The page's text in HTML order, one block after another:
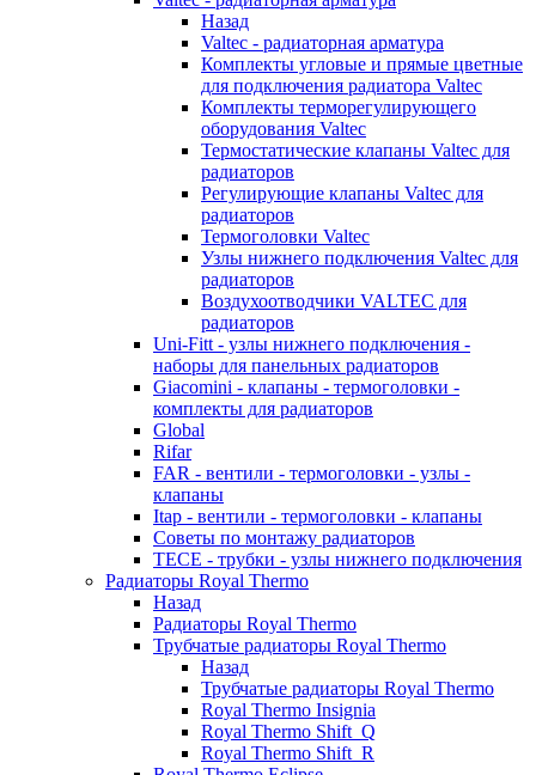
Назад
Valtec - радиаторная арматура
Комплекты угловые и прямые цветные
для подключения радиатора Valtec
Комплекты терморегулирующего
оборудования Valtec
Термостатические клапаны Valtec для
радиаторов
Регулирующие клапаны Valtec для
радиаторов
Термоголовки Valtec
Узлы нижнего подключения Valtec для
радиаторов
Воздухоотводчики VALTEC для
радиаторов
Uni-Fitt - узлы нижнего подключения -
наборы для панельных радиаторов
Giacomini - клапаны - термоголовки -
комплекты для радиаторов
Global
Rifar
FAR - вентили - термоголовки - узлы -
клапаны
Itap - вентили - термоголовки - клапаны
Советы по монтажу радиаторов
TECE - трубки - узлы нижнего подключения
Радиаторы Royal Thermo
Назад
Радиаторы Royal Thermo
Трубчатые радиаторы Royal Thermo
Назад
Трубчатые радиаторы Royal Thermo
Royal Thermo Insignia
Royal Thermo Shift_Q
Royal Thermo Shift_R